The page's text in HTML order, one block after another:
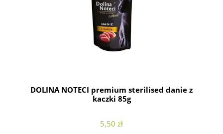
DOLINA NOTECI premium sterilised danie z
kaczki 85g
5,50 zł